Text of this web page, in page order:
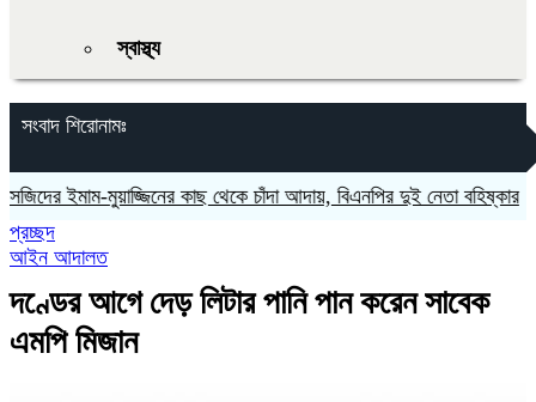
স্বাস্থ্য
সংবাদ শিরোনামঃ
ইমাম-মুয়াজ্জিনের কাছ থেকে চাঁদা আদায়, বিএনপির দুই নেতা বহিষ্কার ‎লাল
প্রচ্ছদ
আইন আদালত
দণ্ডের আগে দেড় লিটার পানি পান করেন সাবেক
এমপি মিজান